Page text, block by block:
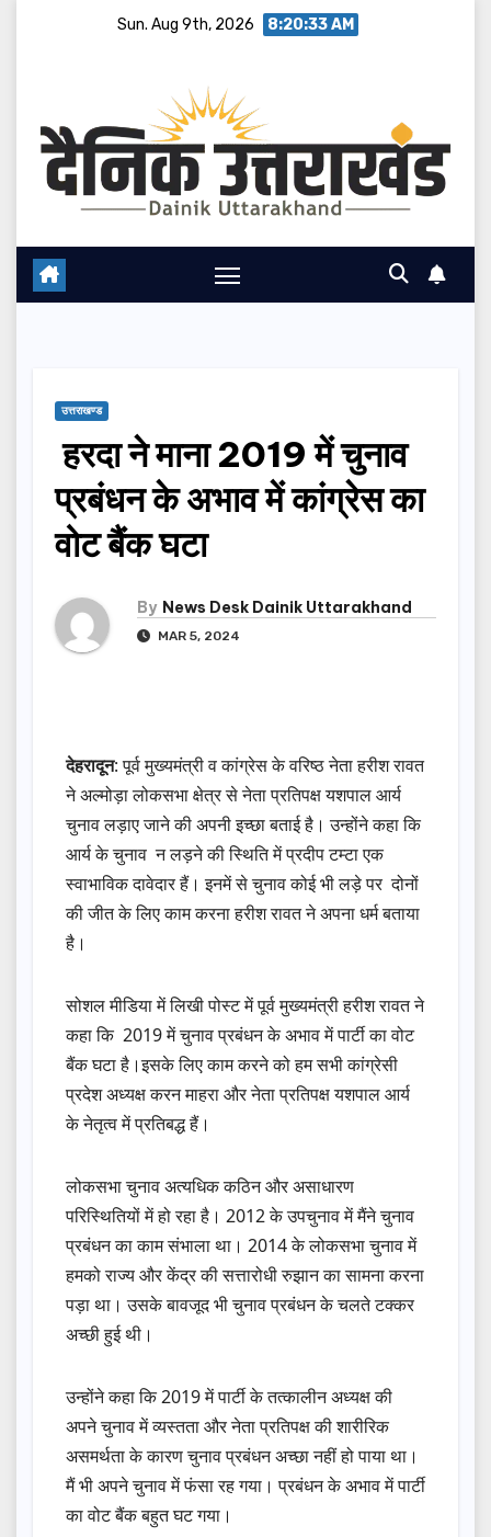
Sun. Aug 9th, 2026 8:20:34 AM
उत्तराखण्ड
हरदा ने माना 2019 में चुनाव
प्रबंधन के अभाव में कांग्रेस का
वोट बैंक घटा
By News Desk Dainik Uttarakhand
MAR 5, 2024
देहरादून: पूर्व मुख्यमंत्री व कांग्रेस के वरिष्ठ नेता हरीश रावत
ने अल्मोड़ा लोकसभा क्षेत्र से नेता प्रतिपक्ष यशपाल आर्य
चुनाव लड़ाए जाने की अपनी इच्छा बताई है। उन्होंने कहा कि
आर्य के चुनाव न लड़ने की स्थिति में प्रदीप टम्टा एक
स्वाभाविक दावेदार हैं। इनमें से चुनाव कोई भी लड़े पर दोनों
की जीत के लिए काम करना हरीश रावत ने अपना धर्म बताया
है।
सोशल मीडिया में लिखी पोस्ट में पूर्व मुख्यमंत्री हरीश रावत ने
कहा कि 2019 में चुनाव प्रबंधन के अभाव में पार्टी का वोट
बैंक घटा है।इसके लिए काम करने को हम सभी कांग्रेसी
प्रदेश अध्यक्ष करन माहरा और नेता प्रतिपक्ष यशपाल आर्य
के नेतृत्व में प्रतिबद्ध हैं।
लोकसभा चुनाव अत्यधिक कठिन और असाधारण
परिस्थितियों में हो रहा है। 2012 के उपचुनाव में मैंने चुनाव
प्रबंधन का काम संभाला था। 2014 के लोकसभा चुनाव में
हमको राज्य और केंद्र की सत्तारोधी रुझान का सामना करना
पड़ा था। उसके बावजूद भी चुनाव प्रबंधन के चलते टक्कर
अच्छी हुई थी।
उन्होंने कहा कि 2019 में पार्टी के तत्कालीन अध्यक्ष की
अपने चुनाव में व्यस्तता और नेता प्रतिपक्ष की शारीरिक
असमर्थता के कारण चुनाव प्रबंधन अच्छा नहीं हो पाया था।
मैं भी अपने चुनाव में फंसा रह गया। प्रबंधन के अभाव में पार्टी
का वोट बैंक बहुत घट गया।